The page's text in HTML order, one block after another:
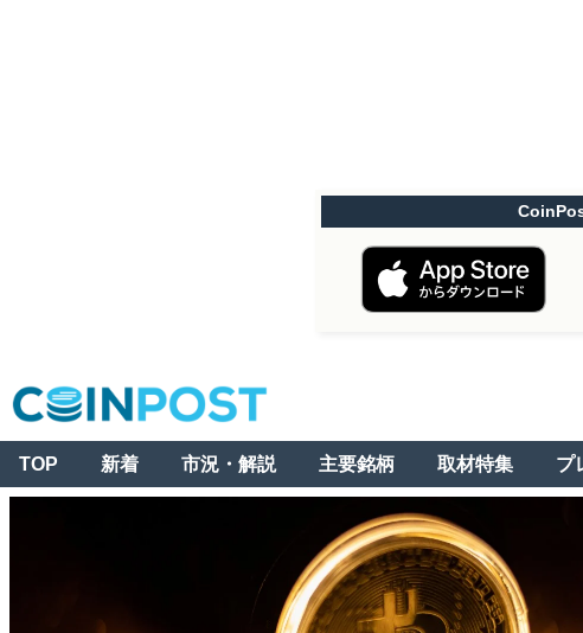
TOP 新着 市況・解説 主要銘柄 取材特集 プ